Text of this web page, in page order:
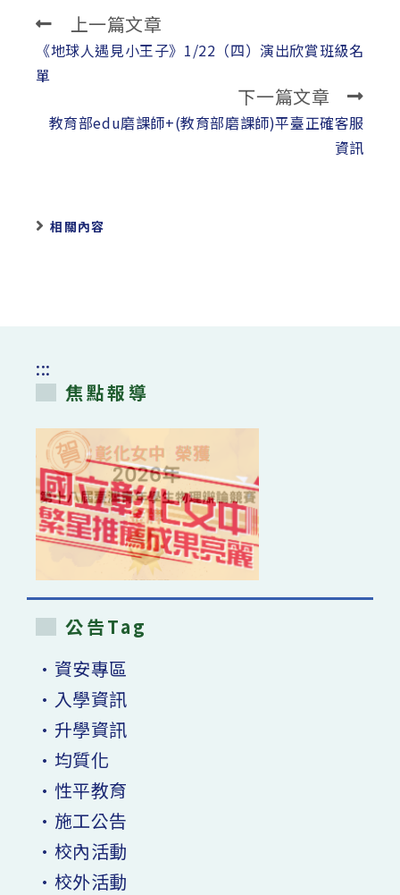
Read
more
articles
上一篇文章
《地球人遇見小王子》1/22（四）演出欣賞班級名
單
下一篇文章
教育部edu磨課師+(教育部磨課師)平臺正確客服
資訊
相關內容
:::
焦點報導
公告Tag
•資安專區
•入學資訊
•升學資訊
•均質化
•性平教育
•施工公告
•校內活動
•校外活動